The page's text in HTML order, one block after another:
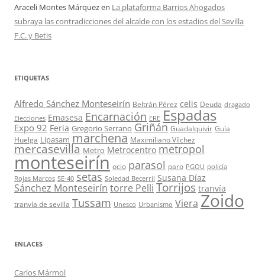
Araceli Montes Márquezen La plataforma Barrios Ahogados
subraya las contradicciones del alcalde con los estadios del Sevilla
F.C. y Betis
ETIQUETAS
Alfredo Sánchez Monteseirín Beltrán Pérez celis Deuda dragado
Elecciones Emasesa Encarnación ERE Espadas
Expo 92 Feria Gregorio Serrano Griñán Guadalquivir Guía
Huelga Lipasam marchena Maximiliano Vílchez
mercasevilla Metro Metrocentro metropol
monteseirín ocio parasol paro PGOU policía
Rojas Marcos SE-40 setas Soledad Becerril Susana Díaz
Sánchez Monteseirín torre Pelli Torrijos tranvía
tranvía de sevilla Tussam Unesco Urbanismo Viera Zoido
ENLACES
Carlos Mármol